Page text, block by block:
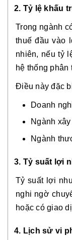
2. Tỷ lệ khấu
Trong ngành
thuế đầu vào
nhiên, nếu tỷ
hệ thống phân
Điều này đặc
Doanh
Ngành
Ngành
3. Tỷ suất lợi
Tỷ suất lợi
nghi ngờ
hoặc có giao
4. Lịch sử vi